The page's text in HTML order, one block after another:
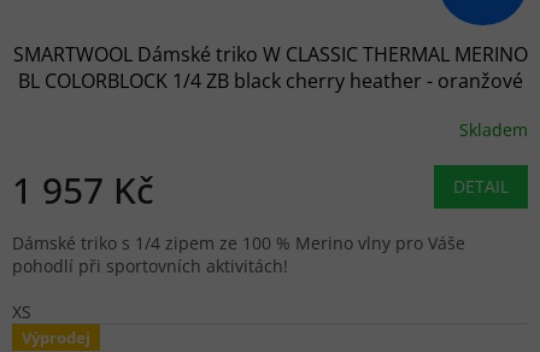
SMARTWOOL Dámské triko W CLASSIC THERMAL MERINO
BL COLORBLOCK 1/4 ZB black cherry heather - oranžové
Skladem
1 957 Kč DETAIL
Dámské triko s 1/4 zipem ze 100 % Merino vlny pro Váše
pohodlí při sportovních aktivitách!
XS
Výprodej